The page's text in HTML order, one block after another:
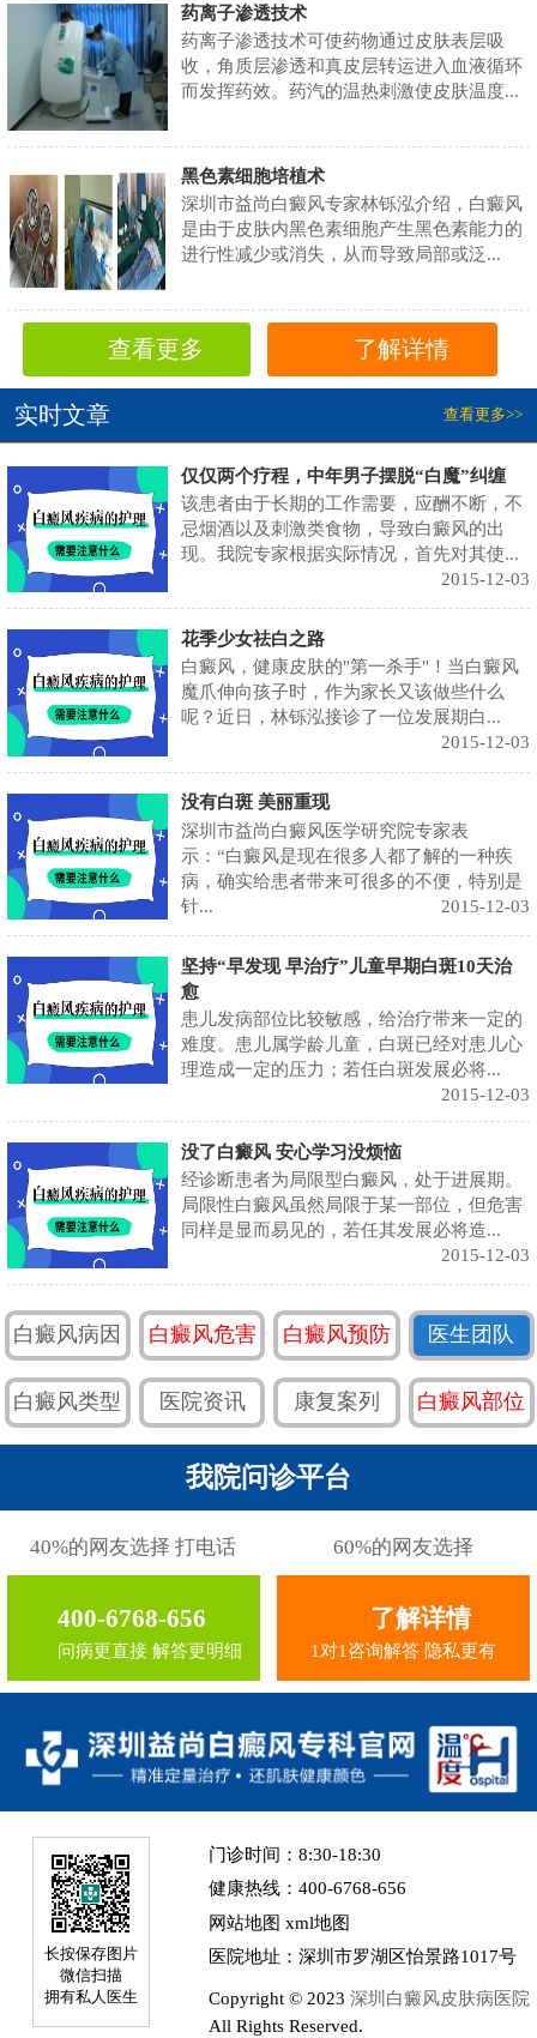
药离子渗透技术
药离子渗透技术可使药物通过皮肤表层吸
收，角质层渗透和真皮层转运进入血液循环
而发挥药效。药汽的温热刺激使皮肤温度...
黑色素细胞培植术
深圳市益尚白癜风专家林铄泓介绍，白癜风
是由于皮肤内黑色素细胞产生黑色素能力的
进行性减少或消失，从而导致局部或泛...
查看更多 了解详情
实时文章 查看更多>>
仅仅两个疗程，中年男子摆脱“白魔”纠缠
该患者由于长期的工作需要，应酬不断，不
忌烟酒以及刺激类食物，导致白癜风的出
现。我院专家根据实际情况，首先对其使...
2015-12-03
花季少女祛白之路
白癜风，健康皮肤的"第一杀手"！当白癜风
魔爪伸向孩子时，作为家长又该做些什么
呢？近日，林铄泓接诊了一位发展期白...
2015-12-03
没有白斑 美丽重现
深圳市益尚白癜风医学研究院专家表
示：“白癜风是现在很多人都了解的一种疾
病，确实给患者带来可很多的不便，特别是
针...
2015-12-03
坚持“早发现 早治疗”儿童早期白斑10天治
愈
患儿发病部位比较敏感，给治疗带来一定的
难度。患儿属学龄儿童，白斑已经对患儿心
理造成一定的压力；若任白斑发展必将...
2015-12-03
没了白癜风 安心学习没烦恼
经诊断患者为局限型白癜风，处于进展期。
局限性白癜风虽然局限于某一部位，但危害
同样是显而易见的，若任其发展必将造...
2015-12-03
白癜风病因 白癜风危害 白癜风预防 医生团队
白癜风类型 医院资讯 康复案列 白癜风部位
我院问诊平台
40%的网友选择 打电话
400-6768-656
问病更直接 解答更明细
60%的网友选择
了解详情
1对1咨询解答 隐私更有
长按保存图片
微信扫描
拥有私人医生
门诊时间：8:30-18:30
健康热线：400-6768-656
网站地图 xml地图
医院地址：深圳市罗湖区怡景路1017号
Copyright © 2023深圳白癜风皮肤病医院
All Rights Reserved.